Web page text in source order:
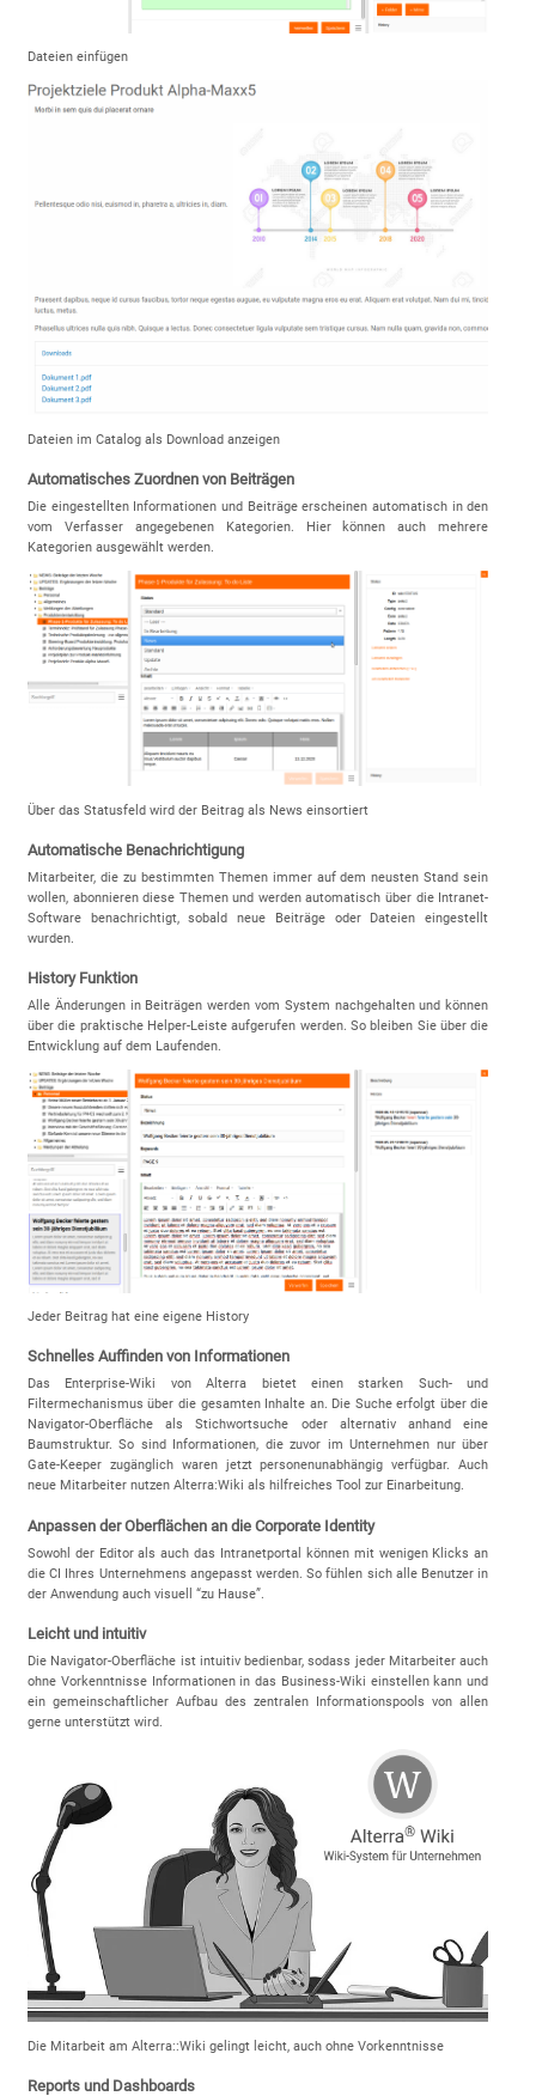
Dateien einfügen
Dateien im Catalog als Download anzeigen
Automatisches Zuordnen von Beiträgen
Die eingestellten Informationen und Beiträge erscheinen automatisch in den
vom Verfasser angegebenen Kategorien. Hier können auch mehrere
Kategorien ausgewählt werden.
Über das Statusfeld wird der Beitrag als News einsortiert
Automatische Benachrichtigung
Mitarbeiter, die zu bestimmten Themen immer auf dem neusten Stand sein
wollen, abonnieren diese Themen und werden automatisch über die Intranet-
Software benachrichtigt, sobald neue Beiträge oder Dateien eingestellt
wurden.
History Funktion
Alle Änderungen in Beiträgen werden vom System nachgehalten und können
über die praktische Helper-Leiste aufgerufen werden. So bleiben Sie über die
Entwicklung auf dem Laufenden.
Jeder Beitrag hat eine eigene History
Schnelles Auffinden von Informationen
Das Enterprise-Wiki von Alterra bietet einen starken Such- und
Filtermechanismus über die gesamten Inhalte an. Die Suche erfolgt über die
Navigator-Oberfläche als Stichwortsuche oder alternativ anhand eine
Baumstruktur. So sind Informationen, die zuvor im Unternehmen nur über
Gate-Keeper zugänglich waren jetzt personenunabhängig verfügbar. Auch
neue Mitarbeiter nutzen Alterra:Wiki als hilfreiches Tool zur Einarbeitung.
Anpassen der Oberflächen an die Corporate Identity
Sowohl der Editor als auch das Intranetportal können mit wenigen Klicks an
die CI Ihres Unternehmens angepasst werden. So fühlen sich alle Benutzer in
der Anwendung auch visuell “zu Hause”.
Leicht und intuitiv
Die Navigator-Oberfläche ist intuitiv bedienbar, sodass jeder Mitarbeiter auch
ohne Vorkenntnisse Informationen in das Business-Wiki einstellen kann und
ein gemeinschaftlicher Aufbau des zentralen Informationspools von allen
gerne unterstützt wird.
Die Mitarbeit am Alterra::Wiki gelingt leicht, auch ohne Vorkenntnisse
Reports und Dashboards